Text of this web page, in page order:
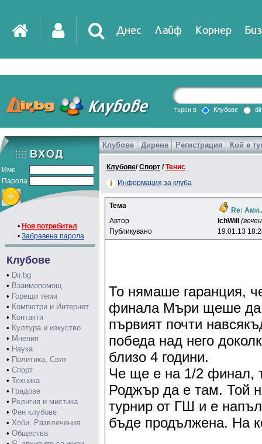
Днес Лайф Корнер
DirTV Impressio
Games
търси в Клубове
Име
Парола
• Нов потребител
• Забравена парола
Клубове
• Dir.bg
• Взаимопомощ
• Горещи теми
• Компютри и Интернет
• Контакти
• Култура и изкуство
• Мнения
• Наука
• Политика, Свят
• Спорт
• Техника
• Градове
• Религия и мистика
• Фен клубове
• Хоби, Развлечения
• Общества
Клубове Дирене Регистрация Кой е
Клубове/Спорт /Тенис
Информация за клуба
Тема
Re: Ами..
Автор
lchWill
Публикувано
19.01.13
То нямаше гаранция,
финала Мъри щеше да
първият почти
победа над него
близо 4 години.
Че ще е на 1/2 финал,
Роджър да е там. Той
турнир от ГШ и е
бъде продължена. На